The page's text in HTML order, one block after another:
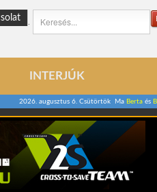
INTERJÚK
2026. augusztus 6. Csütörtök Ma Bertaés